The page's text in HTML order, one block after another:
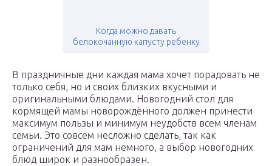
Когда можно давать
белокочанную капусту ребенку
В праздничные дни каждая мама хочет порадовать не
только себя, но и своих близких вкусными и
оригинальными блюдами. Новогодний стол для
кормящей мамы новорождённого должен принести
максимум пользы и минимум неудобств всем членам
семьи. Это совсем несложно сделать, так как
ограничений для мам немного, а выбор новогодних
блюд широк и разнообразен.